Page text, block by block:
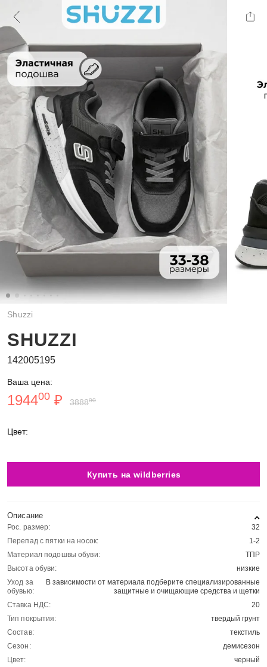
Shuzzi
SHUZZI
142005195
Ваша цена:
194400 ₽ 388800
Цвет:
Купить на wildberries
Описание
Рос. размер:
32
Перепад с пятки на носок:
1-2
Материал подошвы обуви:
ТПР
Высота обуви:
низкие
Уход за
обувью:
В зависимости от материала подберите специализированные
защитные и очищающие средства и щетки
Ставка НДС:
20
Тип покрытия:
твердый грунт
Состав:
текстиль
Сезон:
демисезон
Цвет:
черный